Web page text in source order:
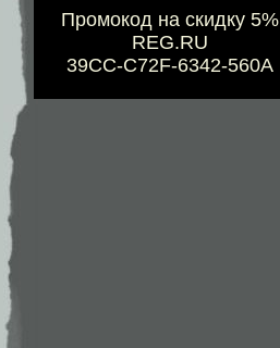
Промокод на скидку 5%
REG.RU
39CC-C72F-6342-560A